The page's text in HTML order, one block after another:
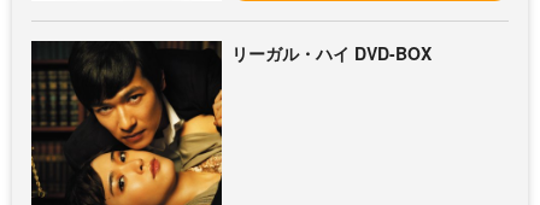
リーガル・ハイ DVD-BOX